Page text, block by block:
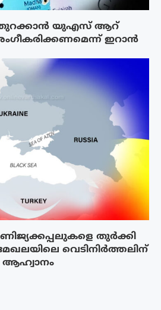
യുഎസ് ആറ്
ഇറാൻ
തുർക്കി
വെടിനിർത്തലിന്
ആഹ്വാനം